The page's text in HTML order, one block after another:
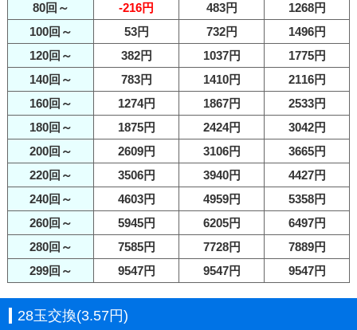
80回～
-216円 483円
1268円
100回～
53円 732円
1496円
120回～
382円 1037円
1775円
140回～
783円 1410円
2116円
160回～
1274円 1867円
2533円
180回～
1875円 2424円
3042円
200回～
2609円 3106円
3665円
220回～
3506円 3940円
4427円
240回～
4603円 4959円
5358円
260回～
5945円 6205円
6497円
280回～
7585円 7728円
7889円
299回～
9547円 9547円 9547円
28玉交換(3.57円)